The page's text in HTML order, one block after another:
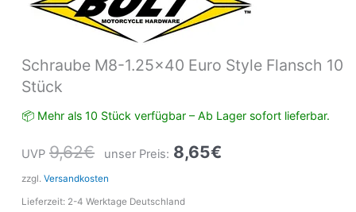
Schraube M8-1.25×40 Euro Style Flansch 10
Stück
📦 Mehr als 10 Stück verfügbar – Ab Lager sofort lieferbar.
UVP 9,62€ unser Preis: 8,65€
zzgl. Versandkosten
Lieferzeit: 2-4 Werktage Deutschland